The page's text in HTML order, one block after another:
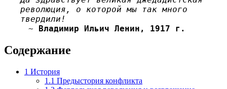
революция, о которой мы так много
твердили!
~ Владимир Ильич Ленин, 1917 г.
Содержание
1 История
1.1 Предыстория конфликта